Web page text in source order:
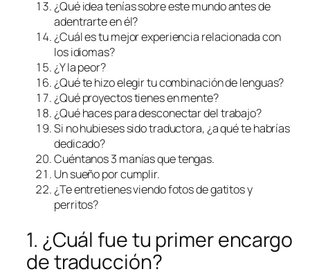
¿Qué idea tenías sobre este mundo antes de
adentrarte en él?
¿Cuál es tu mejor experiencia relacionada con
los idiomas?
¿Y la peor?
¿Qué te hizo elegir tu combinación de lenguas?
¿Qué proyectos tienes en mente?
¿Qué haces para desconectar del trabajo?
Si no hubieses sido traductora, ¿a qué te habrías
dedicado?
Cuéntanos 3 maníasque tengas.
Un sueño por cumplir.
¿Te entretienes viendo fotos de gatitos y
perritos?
1. ¿Cuál fue tu primer encargo
de traducción?